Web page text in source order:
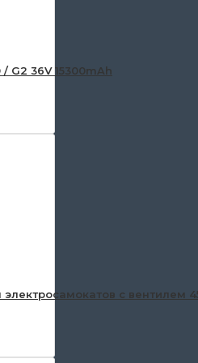
G2 36V 15300mAh
с вентилем